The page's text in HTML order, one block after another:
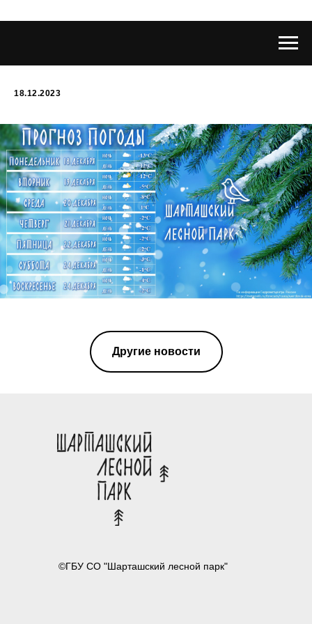
18.12.2023
Другие новости
©ГБУ СО "Шарташский лесной парк"